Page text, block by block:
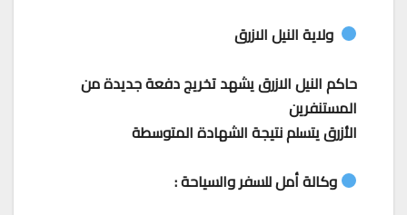
ولاية النيل الازرق
حاكم النيل الازرق يشهد تخريج دفعة جديدة من
المستنفرين
الأزرق يتسلم نتيجة الشهادة المتوسطة
وكالة أمل للسفر والسياحة :